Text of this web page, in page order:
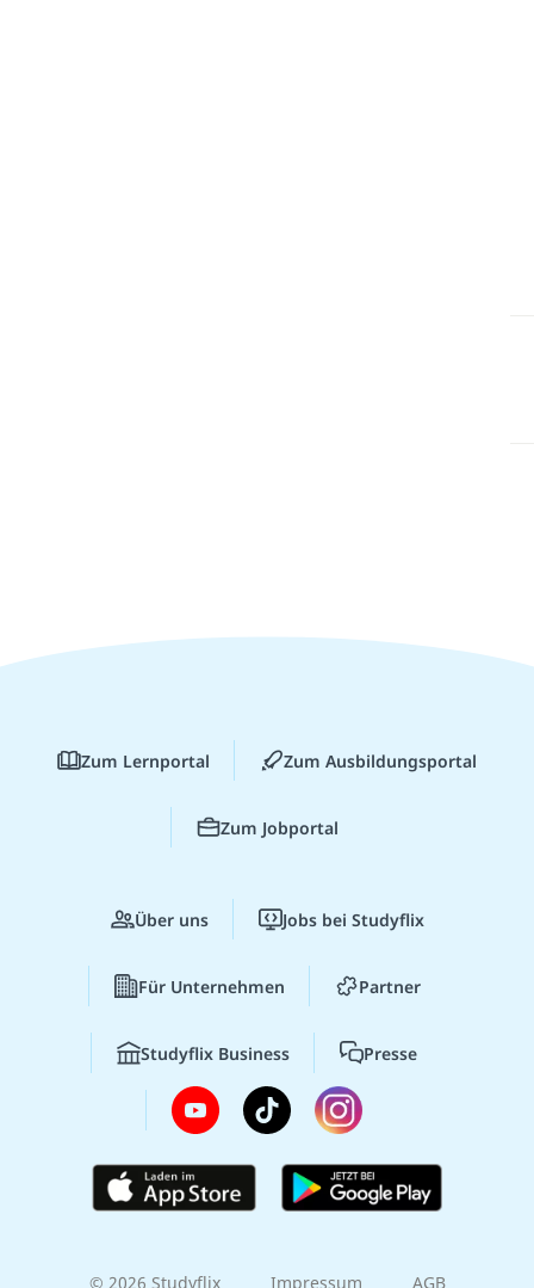
Zum Lernportal Zum Ausbildungsportal
Zum Jobportal
Über uns Jobs bei Studyflix
Für Unternehmen Partner
Studyflix Business Presse
© 2026 Studyflix Impressum AGB